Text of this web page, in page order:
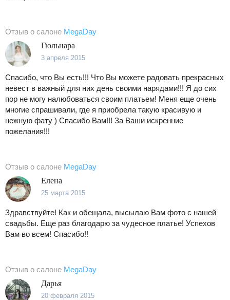
Отзыв о салоне MegaDay
Гюльнара
3 апреля 2015
Спасибо, что Вы есть!!! Что Вы можете радовать прекрасных
невест в важный для них день своими нарядами!!! Я до сих
пор не могу налюбоваться своим платьем! Меня еще очень
многие спрашивали, где я приобрела такую красивую и
нежную фату ) Спасибо Вам!!! За Ваши искренние
пожелания!!!
Отзыв о салоне MegaDay
Елена
25 марта 2015
Здравствуйте! Как и обещала, высылаю Вам фото с нашей
свадьбы. Еще раз благодарю за чудесное платье! Успехов
Вам во всем! Спасибо!!
Отзыв о салоне MegaDay
Дарья
20 февраля 2015